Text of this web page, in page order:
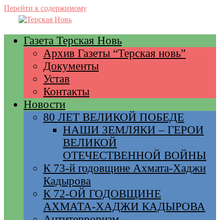
Перейти к содержимому
Газета Терская Новь
Архив Газеты “Терская новь”
Документы
Устав
Контакты
Новости
80 ЛЕТ ВЕЛИКОЙ ПОБЕДЕ
НАШИ ЗЕМЛЯКИ – ГЕРОИ
ВЕЛИКОЙ
ОТЕЧЕСТВЕННОЙ ВОЙНЫ
К 73-й годовщине Ахмата-Хаджи
Кадырова
К 72-ОЙ ГОДОВЩИНЕ
АХМАТА-ХАДЖИ КАДЫРОВА